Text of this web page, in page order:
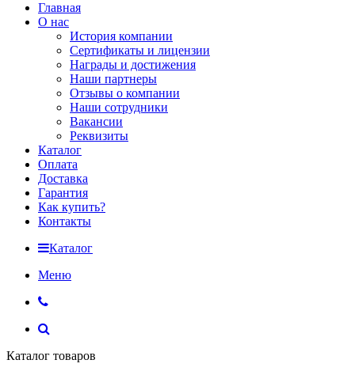
Главная
О нас
История компании
Сертификаты и лицензии
Награды и достижения
Наши партнеры
Отзывы о компании
Наши сотрудники
Вакансии
Реквизиты
Каталог
Оплата
Доставка
Гарантия
Как купить?
Контакты
Каталог
Меню
Каталог товаров